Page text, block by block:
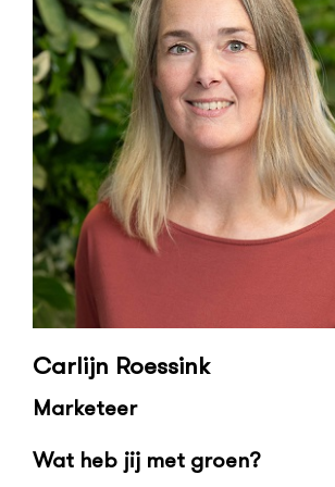
Carlijn Roessink
Marketeer
Wat heb jij met groen?